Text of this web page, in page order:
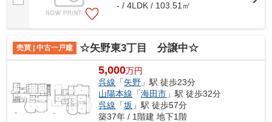
- / 4LDK / 103.51㎡
売買 | 中古一戸建 ☆矢野東3丁目 分譲中☆
5,000万円
呉線 「矢野 」駅 徒歩23分
山陽本線 「海田市 」駅 徒歩32分
呉線 「坂 」駅 徒歩57分
築37年 / 1階建 地下1階